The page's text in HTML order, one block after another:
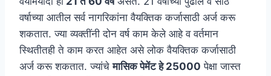
वर्षाच्या आतील सर्व नागरिकांना वैयक्तिक कर्जासाठी अर्ज करू
शकतात. ज्या व्यक्तींनी दोन वर्ष काम केले आहे व वर्तमान
स्थितीतही ते काम करत आहेत असे लोक वैयक्तिक कर्जासाठी
अर्ज करू शकतात. ज्यांचेमासिक पेमेंट हे 25000 पेक्षा जास्त